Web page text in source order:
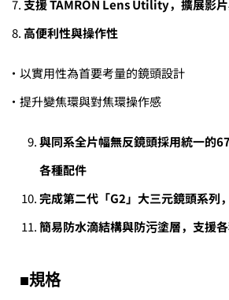
支援TAMRON Lens Utility，擴展影
高便利性與操作性
・以實用性為首要考量的鏡頭設計
・提升變焦環與對焦環操作感
與同系全片幅無反鏡頭採用統一的
各種配件
完成第二代「G2」大三元鏡頭系列
簡易防水滴結構與防污塗層，支援
■規格